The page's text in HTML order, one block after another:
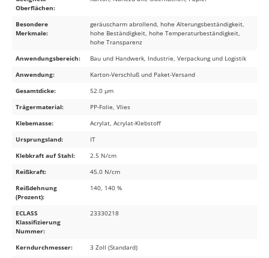
Oberflächen:
Besondere
Merkmale:
geräuscharm abrollend, hohe Alterungsbeständigkeit,
hohe Beständigkeit, hohe Temperaturbeständigkeit,
hohe Transparenz
Anwendungsbereich:
Bau und Handwerk, Industrie, Verpackung und Logistik
Anwendung:
Karton-Verschluß und Paket-Versand
Gesamtdicke:
52.0 µm
Trägermaterial:
PP-Folie, Vlies
Klebemasse:
Acrylat, Acrylat-Klebstoff
Ursprungsland:
IT
Klebkraft auf Stahl:
2.5 N/cm
Reißkraft:
45.0 N/cm
Reißdehnung
(Prozent):
140, 140 %
ECLASS
Klassifizierung
Nummer:
23330218
Kerndurchmesser:
3 Zoll (Standard)